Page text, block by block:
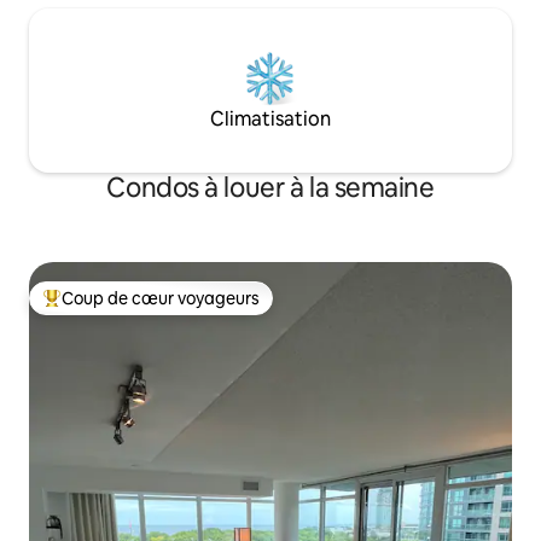
Climatisation
Condos à louer à la semaine
Coup de cœur voyageurs parmi les plus aimés
Coup de cœur voyageurs